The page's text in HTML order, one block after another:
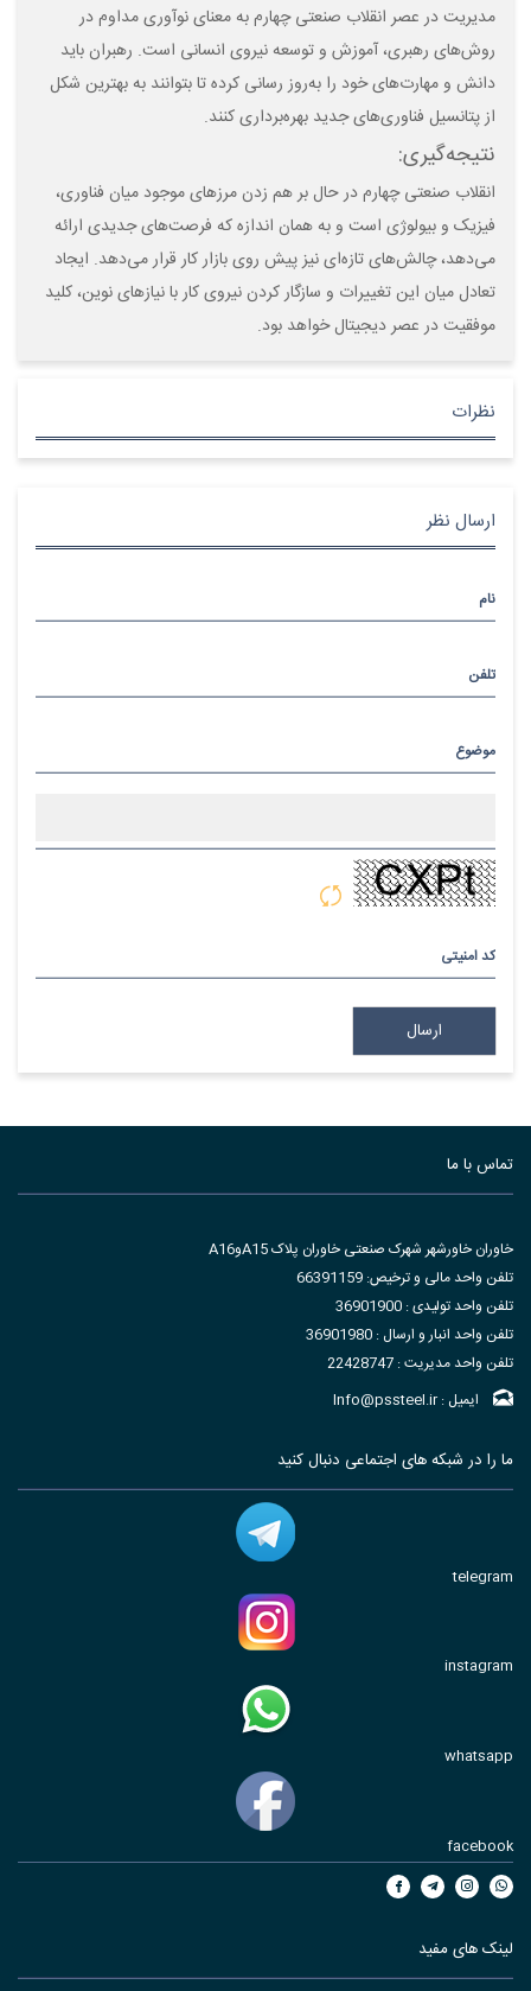
مدیریت در عصر انقلاب صنعتی چهارم به معنای نوآوری مداوم در
روش‌های رهبری، آموزش و توسعه نیروی انسانی است. رهبران باید
دانش و مهارت‌های خود را به‌روز رسانی کرده تا بتوانند به بهترین شکل
از پتانسیل فناوری‌های جدید بهره‌برداری کنند.
نتیجه‌گیری:
انقلاب صنعتی چهارم در حال بر هم زدن مرزهای موجود میان فناوری،
فیزیک و بیولوژی است و به همان اندازه که فرصت‌های جدیدی ارائه
می‌دهد، چالش‌های تازه‌ای نیز پیش روی بازار کار قرار می‌دهد. ایجاد
تعادل میان این تغییرات و سازگار کردن نیروی کار با نیازهای نوین، کلید
موفقیت در عصر دیجیتال خواهد بود.
نظرات
ارسال نظر
نام
تلفن
موضوع
کد امنیتی
تماس با ما
خاوران خاورشهر شهرک صنعتی خاوران پلاک A15وA16
تلفن واحد مالی و ترخیص: 66391159
تلفن واحد تولیدی : 36901900
تلفن واحد انبار و ارسال : 36901980
تلفن واحد مدیریت : 22428747
ایمیل : Info@pssteel.ir
ما را در شبکه های اجتماعی دنبال کنید
telegram
instagram
whatsapp
facebook
لینک های مفید